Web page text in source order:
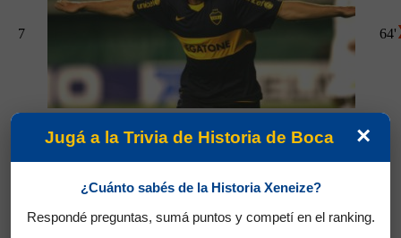
7
Partidos jugados por Pablo Nicolás Mouche en
Torneo Clausura 2012
64'
Silva, Santiago Martín
×
Jugá a la Trivia de Historia de Boca
¿Cuánto sabés de la Historia Xeneize?
Respondé preguntas, sumá puntos y competí en el ranking.